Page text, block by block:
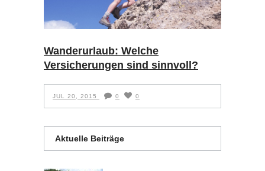
Wanderurlaub: Welche
Versicherungen sind sinnvoll?
JUL 20, 2015 0 0
Aktuelle Beiträge